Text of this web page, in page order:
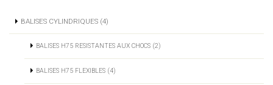
BALISES CYLINDRIQUES (4)
BALISES H75 RESISTANTES AUX CHOCS (2)
BALISES H75 FLEXIBLES (4)